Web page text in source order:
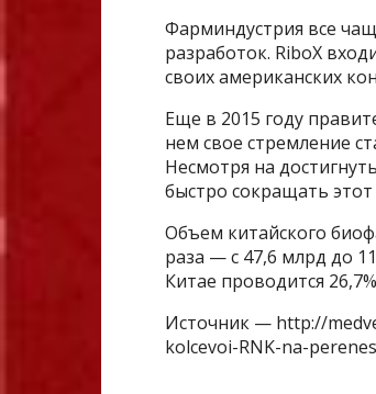
Фарминдустрия все
разработок. RiboX
своих американских
Еще в 2015 году
нем свое стремление
Несмотря на
быстро сокращать
Объем китайского
раза — с 47,6 млрд до
Китае проводится
Источник — http://
kolcevoi-RNK-na-